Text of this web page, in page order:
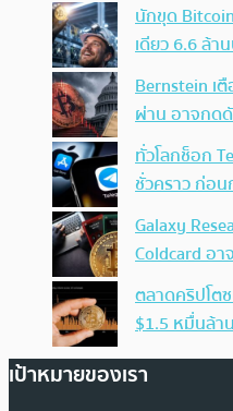
นักขุด
เดียว 6.6 ล้า
Bernstein เ
ผ่าน อาจกด
ทั่วโลกช็อก
ชั่วคราว ก่อ
Galaxy
Coldcard อ
ตลาดคริปโต
$1.5 หมื่นล้า
เป้าหมายของเรา